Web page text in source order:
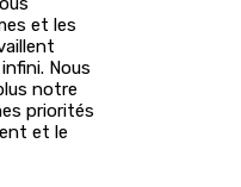
et les
Nous
notre
priorités
et le